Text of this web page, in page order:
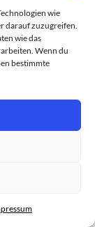
wie
darauf zuzugreifen.
wie das
Wenn du
bestimmte
wie
ab.
gehalten